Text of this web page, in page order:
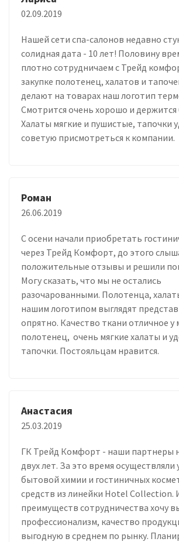
02.09.2019
Нашей сети спа-салонов недавно
солидная дата - 10 лет! Половину
плотно сотрудничаем с Трейд
закупке полотенец, халатов и
делают на товарах наш логотип
Смотрится очень хорошо и держится
Халаты мягкие и пушистые, тапочки
советую присмотреться к компании.
Роман
26.06.2019
С осени начали приобретать
через Трейд Комфорт, до этого
положительные отзывы и решили
Могу сказать, что мы не остались
разочарованными. Полотенца,
нашим логотипом выглядят
опрятно. Качество ткани отличное у
полотенец, очень мягкие халаты и
тапочки. Постояльцам нравится.
Анастасия
25.03.2019
ГК Трейд Комфорт - наши партнеры
двух лет. За это время осуществляли
бытовой химии и гостиничных
средств из линейки Hotel Collection.
преимуществ сотрудничества хочу
профессионализм, качество
выгодную в среднем по рынку.